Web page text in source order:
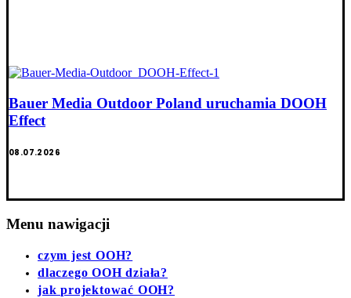
Bauer Media Outdoor Poland uruchamia DOOH
Effect
08.07.2026
Menu nawigacji
czym jest OOH?
dlaczego OOH działa?
jak projektować OOH?